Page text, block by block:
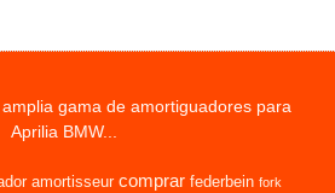
gama de amortiguadores para
Aprilia BMW...
amortisseur comprar federbein fork